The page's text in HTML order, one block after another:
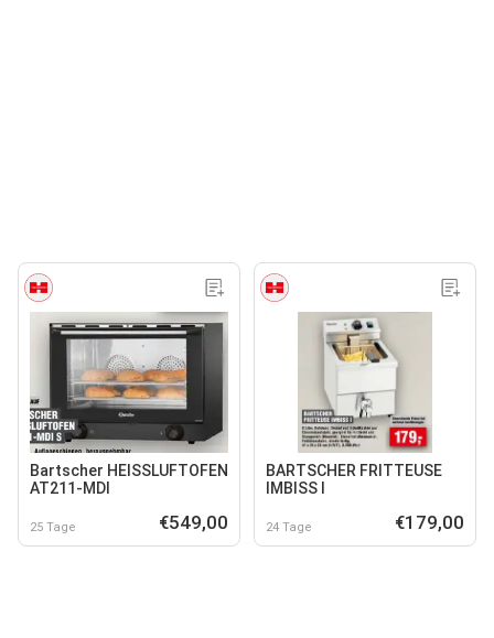
Bartscher HEISSLUFTOFEN
AT211-MDI
25 Tage €549,00
BARTSCHER FRITTEUSE
IMBISS I
24 Tage €179,00